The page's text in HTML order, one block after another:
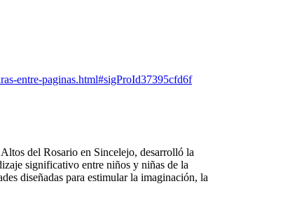
entre-paginas.html#sigProId37395cfd6f
del Rosario en Sincelejo, desarrolló la
significativo entre niños y niñas de la
diseñadas para estimular la imaginación, la